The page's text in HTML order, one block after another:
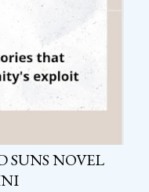
SUNS NOVEL